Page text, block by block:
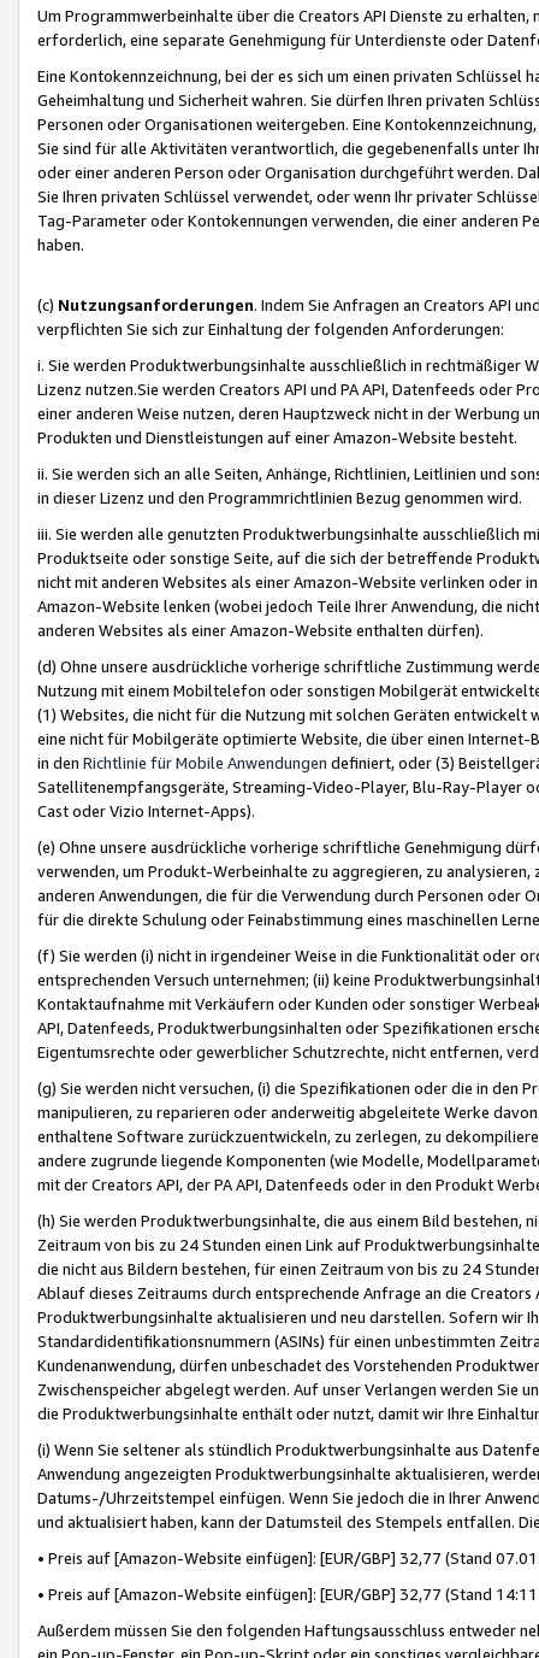
Um Programmwerbeinhalte über die Creators API Dienste zu
erforderlich, eine separate Genehmigung für Unterdienste oder
Eine Kontokennzeichnung, bei der es sich um einen privaten
Geheimhaltung und Sicherheit wahren. Sie dürfen Ihren privaten
Personen oder Organisationen weitergeben. Eine
Sie sind für alle Aktivitäten verantwortlich, die gegebenenfalls unter
oder einer anderen Person oder Organisation durchgeführt werden.
Sie Ihren privaten Schlüssel verwendet, oder wenn Ihr privater
Tag-Parameter oder Kontokennungen verwenden, die einer anderen
haben.
(c) Nutzungsanforderungen. Indem Sie Anfragen an Creators API
verpflichten Sie sich zur Einhaltung der folgenden Anforderungen:
i. Sie werden Produktwerbungsinhalte ausschließlich in rechtmäßiger
Lizenz nutzen.Sie werden Creators API und PA API, Datenfeeds oder
einer anderen Weise nutzen, deren Hauptzweck nicht in der Werbung
Produkten und Dienstleistungen auf einer Amazon-Website besteht.
ii. Sie werden sich an alle Seiten, Anhänge, Richtlinien, Leitlinien und
in dieser Lizenz und den Programmrichtlinien Bezug genommen wird.
iii. Sie werden alle genutzten Produktwerbungsinhalte ausschließlich
Produktseite oder sonstige Seite, auf die sich der betreffende
nicht mit anderen Websites als einer Amazon-Website verlinken oder
Amazon-Website lenken (wobei jedoch Teile Ihrer Anwendung, die
anderen Websites als einer Amazon-Website enthalten dürfen).
(d) Ohne unsere ausdrückliche vorherige schriftliche Zustimmung
Nutzung mit einem Mobiltelefon oder sonstigen Mobilgerät
(1) Websites, die nicht für die Nutzung mit solchen Geräten
eine nicht für Mobilgeräte optimierte Website, die über einen
in den Richtlinie für Mobile Anwendungen definiert, oder (3)
Satellitenempfangsgeräte, Streaming-Video-Player, Blu-Ray-Player
Cast oder Vizio Internet-Apps).
(e) Ohne unsere ausdrückliche vorherige schriftliche Genehmigung
verwenden, um Produkt-Werbeinhalte zu aggregieren, zu
anderen Anwendungen, die für die Verwendung durch Personen
für die direkte Schulung oder Feinabstimmung eines maschinellen
(f) Sie werden (i) nicht in irgendeiner Weise in die Funktionalität oder
entsprechenden Versuch unternehmen; (ii) keine
Kontaktaufnahme mit Verkäufern oder Kunden oder sonstiger
API, Datenfeeds, Produktwerbungsinhalten oder Spezifikationen
Eigentumsrechte oder gewerblicher Schutzrechte, nicht entfernen,
(g) Sie werden nicht versuchen, (i) die Spezifikationen oder die in
manipulieren, zu reparieren oder anderweitig abgeleitete Werke
enthaltene Software zurückzuentwickeln, zu zerlegen, zu
andere zugrunde liegende Komponenten (wie Modelle,
mit der Creators API, der PA API, Datenfeeds oder in den Produkt
(h) Sie werden Produktwerbungsinhalte, die aus einem Bild bestehen,
Zeitraum von bis zu 24 Stunden einen Link auf
die nicht aus Bildern bestehen, für einen Zeitraum von bis zu 24
Ablauf dieses Zeitraums durch entsprechende Anfrage an die
Produktwerbungsinhalte aktualisieren und neu darstellen. Sofern wir
Standardidentifikationsnummern (ASINs) für einen unbestimmten
Kundenanwendung, dürfen unbeschadet des Vorstehenden
Zwischenspeicher abgelegt werden. Auf unser Verlangen werden Sie
die Produktwerbungsinhalte enthält oder nutzt, damit wir Ihre
(i) Wenn Sie seltener als stündlich Produktwerbungsinhalte aus
Anwendung angezeigten Produktwerbungsinhalte aktualisieren,
Datums-/Uhrzeitstempel einfügen. Wenn Sie jedoch die in Ihrer
und aktualisiert haben, kann der Datumsteil des Stempels entfallen.
• Preis auf [Amazon-Website einfügen]: [EUR/GBP] 32,77 (Stand
• Preis auf [Amazon-Website einfügen]: [EUR/GBP] 32,77 (Stand
Außerdem müssen Sie den folgenden Haftungsausschluss entweder
ein Pop-up-Fenster, ein Pop-up-Skript oder ein sonstiges